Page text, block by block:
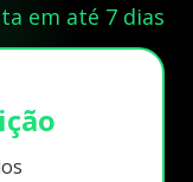
em até 7 dias